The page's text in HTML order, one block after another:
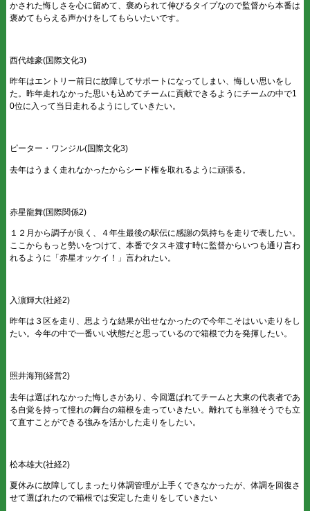
かされた悔しさを心に留めて、褒められて伸びるタイプなので監督から本番は
褒めてもらえる声かけをしてもらいたいです。
西代雄豪(国際文化3)
昨年はエントリー前日に故障してサポートになってしまい、悔しい思いをし
た。昨年走れなかった思いも込めてチームに貢献できるようにチームの中で1
0位に入って当日走れるようにしていきたい。
ピーター・ワンジル(国際文化3)
去年はうまく走れなかったからシード権を取れるように頑張る。
赤星龍舞(国際関係2)
１２月から調子が良く、４年生最後の駅伝に感謝の気持ちを走りで表したい。
ここからもっと勢いをつけて、本番でタスキ渡す時に監督からいつも通り言わ
れるように「赤星オッケイ！」言われたい。
入濵輝大(社経2)
昨年は３区を走り、思ような結果が出せなかったので今年こそはいい走りをし
たい。今年の中で一番いい状態だと思っているので箱根で力を発揮したい。
照井海翔(経営2)
去年は選ばれなかった悔しさがあり、今回選ばれてチームと大東の代表者であ
る自覚を持って憧れの舞台の箱根を走っていきたい。離れても単独そうでも立
て直すことができる強みを活かした走りをしたい。
松本雄大(社経2)
夏休みに故障してしまったり体調管理が上手くできなかったが、体調を回復さ
せて選ばれたので箱根では安定した走りをしていきたい